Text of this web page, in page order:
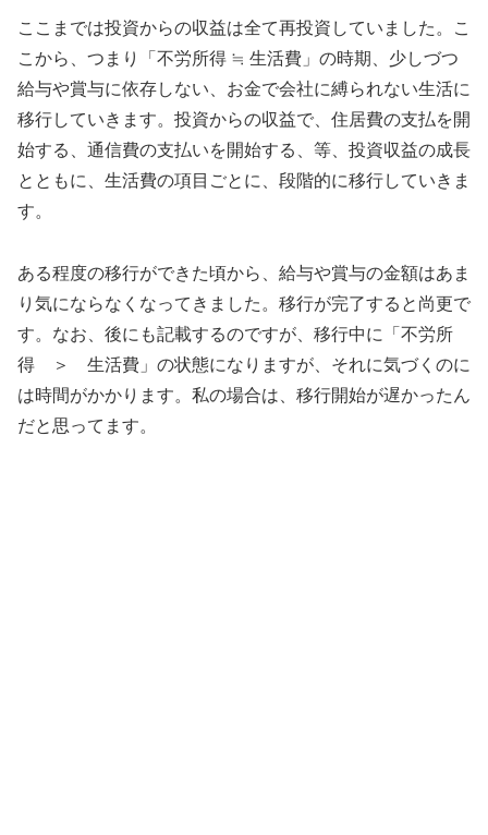
ここまでは投資からの収益は全て再投資していました。こ
こから、つまり「不労所得 ≒ 生活費」の時期、少しづつ
給与や賞与に依存しない、お金で会社に縛られない生活に
移行していきます。投資からの収益で、住居費の支払を開
始する、通信費の支払いを開始する、等、投資収益の成長
とともに、生活費の項目ごとに、段階的に移行していきま
す。
ある程度の移行ができた頃から、給与や賞与の金額はあま
り気にならなくなってきました。移行が完了すると尚更で
す。なお、後にも記載するのですが、移行中に「不労所
得 ＞ 生活費」の状態になりますが、それに気づくのに
は時間がかかります。私の場合は、移行開始が遅かったん
だと思ってます。